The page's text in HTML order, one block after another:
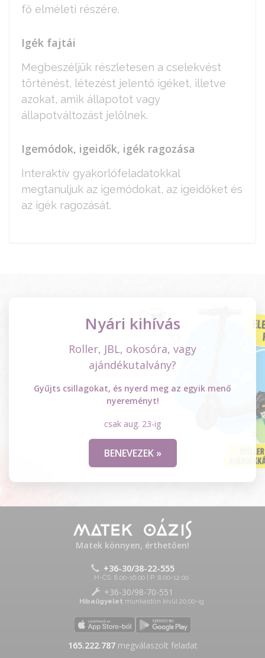
fő elméleti részére.
Igék fajtái
Megbeszéljük részletesen a cselekvést
történést, létezést jelentő igéket, illetve
azokat, amik állapotot vagy
állapotváltozást jelölnek.
Igemódok, igeidők, igék ragozása
Interaktív gyakorlófeladatokkal
megtanuljuk az igemódokat, az igeidőket és
az igék ragozását.
Nyári kihívás
Roller, JBL, okosóra, vagy
ajándékutalvány?
Gyűjts csillagokat, és nyerd meg az egyik menő
nyereményt!
csak aug. 23-ig
BENEVEZEK »
Matek könnyen, érthetően!
+36-30/38-22-555
H-CS: 8:00-16:00 | P: 8:00-12:00
+36-30/98-70-551
Hibaügyelet munkaidőn kívül 20:00-ig
165.222.787megválaszolt feladat